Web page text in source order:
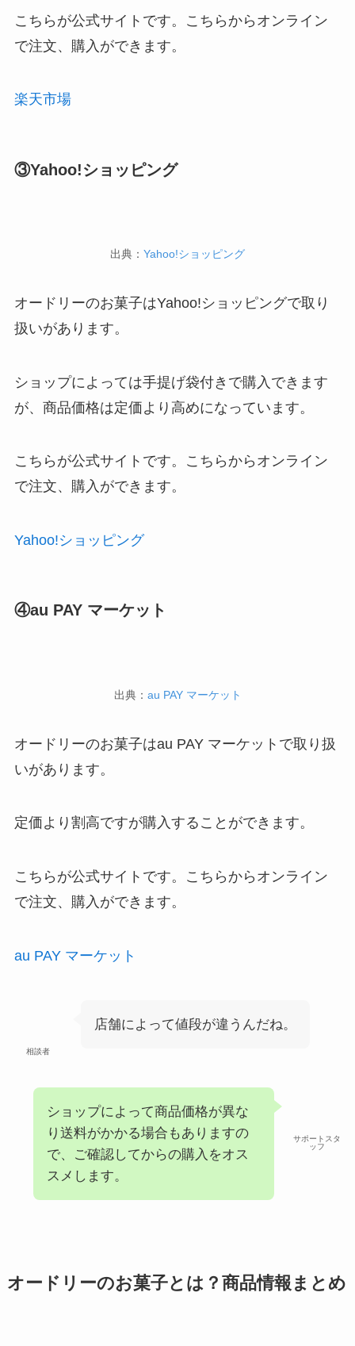
こちらが公式サイトです。こちらからオンライン
で注文、購入ができます。
楽天市場
③Yahoo!ショッピング
出典： Yahoo!ショッピング
オードリーのお菓子はYahoo!ショッピングで取り
扱いがあります。
ショップによっては手提げ袋付きで購入できます
が、商品価格は定価より高めになっています。
こちらが公式サイトです。こちらからオンライン
で注文、購入ができます。
Yahoo!ショッピング
④au PAY マーケット
出典： au PAY マーケット
オードリーのお菓子はau PAY マーケットで取り扱
いがあります。
定価より割高ですが購入することができます。
こちらが公式サイトです。こちらからオンライン
で注文、購入ができます。
au PAY マーケット
相談者
店舗によって値段が違うんだね。
サポートスタ
ッフ
ショップによって商品価格が異な
り送料がかかる場合もありますの
で、ご確認してからの購入をオス
スメします。
オードリーのお菓子とは？商品情報まとめ